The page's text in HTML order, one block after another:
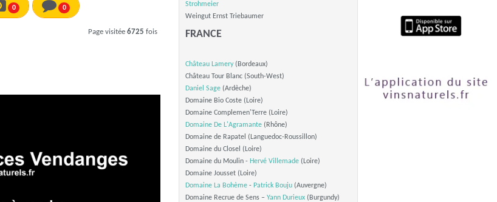
0 0
Page visitée 6725 fois
Strohmeier
Weingut Ernst Triebaumer
FRANCE
Château Lamery(Bordeaux)
Château Tour Blanc (South-West)
Daniel Sage(Ardèche)
Domaine Bio Coste (Loire)
Domaine Complemen'Terre (Loire)
Domaine De L'Agramante(Rhône)
Domaine de Rapatel (Languedoc-Roussillon)
Domaine du Closel (Loire)
Domaine du Moulin - Hervé Villemade(Loire)
Domaine Jousset (Loire)
Domaine La Bohème- Patrick Bouju(Auvergne)
Domaine Recrue de Sens – Yann Durieux(Burgundy)